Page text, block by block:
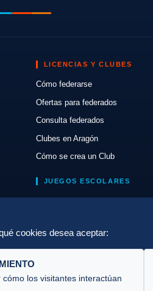
LICENCIAS Y CLUBES
Cómo federarse
Ofertas para federados
Consulta federados
Clubes en Aragón
Cómo se crea un Club
JUEGOS ESCOLARES
cookies desea aceptar:
los visitantes interactúan